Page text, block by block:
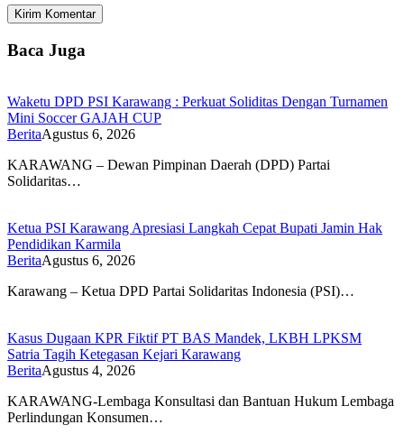
Baca Juga
Waketu DPD PSI Karawang : Perkuat Soliditas Dengan Turnamen
Mini Soccer GAJAH CUP
BeritaAgustus 6, 2026
KARAWANG – Dewan Pimpinan Daerah (DPD) Partai
Solidaritas…
Ketua PSI Karawang Apresiasi Langkah Cepat Bupati Jamin Hak
Pendidikan Karmila
BeritaAgustus 6, 2026
Karawang – Ketua DPD Partai Solidaritas Indonesia (PSI)…
Kasus Dugaan KPR Fiktif PT BAS Mandek, LKBH LPKSM
Satria Tagih Ketegasan Kejari Karawang
BeritaAgustus 4, 2026
KARAWANG-Lembaga Konsultasi dan Bantuan Hukum Lembaga
Perlindungan Konsumen…